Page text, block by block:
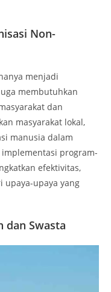
Non-
menjadi
membutuhkan
dan
masyarakat lokal,
manusia dalam
program-
efektivitas,
upaya-upaya yang
dan Swasta